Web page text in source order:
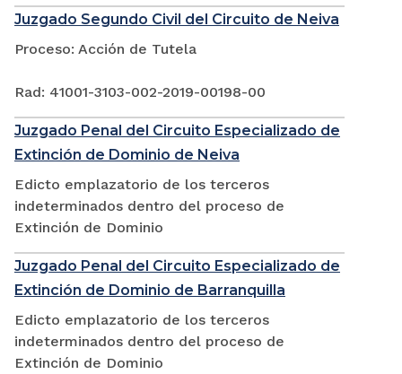
Juzgado Segundo Civil del Circuito de Neiva
Proceso: Acción de Tutela
Rad: 41001-3103-002-2019-00198-00
Juzgado Penal del Circuito Especializado de
Extinción de Dominio de Neiva
Edicto emplazatorio de los terceros
indeterminados dentro del proceso de
Extinción de Dominio
Juzgado Penal del Circuito Especializado de
Extinción de Dominio de Barranquilla
Edicto emplazatorio de los terceros
indeterminados dentro del proceso de
Extinción de Dominio